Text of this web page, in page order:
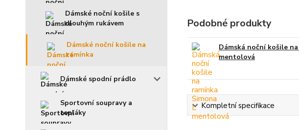
Dámské noční košile s
dlouhým rukávem
Dámské noční košile na
ramínka
Dámské spodní prádlo
Sportovní soupravy a
tepláky
Podobné produkty
Dámská noční košile
mentolová
Kompletní specifikace